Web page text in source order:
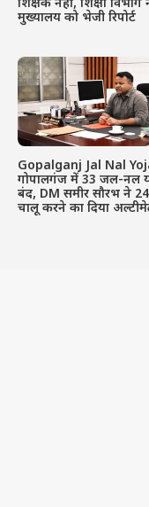
शिक्षक नहीं, शिक्षा विभाग
मुख्यालय को भेजी रिपोर्ट
Gopalganj Jal Nal
गोपालगंज में 33 जल-नल
बंद, DM समीर सौरभ ने
चालू करने का दिया